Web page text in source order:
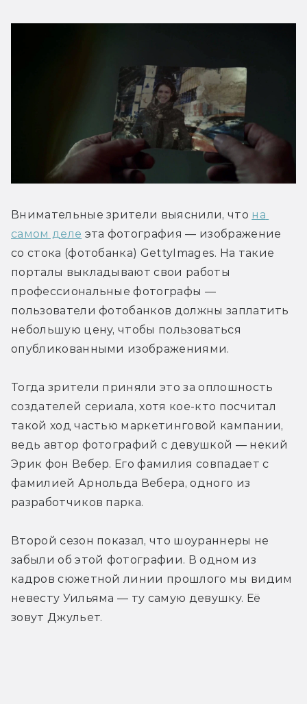
Внимательные зрители выяснили, что на
самом деле эта фотография — изображение
со стока (фотобанка) GettyImages. На такие
порталы выкладывают свои работы
профессиональные фотографы —
пользователи фотобанков должны заплатить
небольшую цену, чтобы пользоваться
опубликованными изображениями.
Тогда зрители приняли это за оплошность
создателей сериала, хотя кое-кто посчитал
такой ход частью маркетинговой кампании,
ведь автор фотографий с девушкой — некий
Эрик фон Вебер. Его фамилия совпадает с
фамилией Арнольда Вебера, одного из
разработчиков парка.
Второй сезон показал, что шоураннеры не
забыли об этой фотографии. В одном из
кадров сюжетной линии прошлого мы видим
невесту Уильяма — ту самую девушку. Её
зовут Джульет.